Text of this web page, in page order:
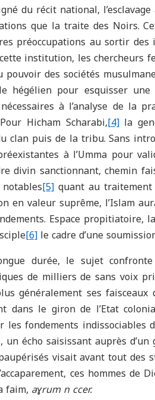
du récit national,
que la traite des Noirs.
préoccupations au sortir
institution, les chercheurs
pouvoir des sociétés
hégélien pour esquisser
à l’analyse de la
Hicham Scharabi,[4]la
clan puis de la tribu. Sans
à l’Umma pour
divin sanctionnant, chemin
[5] quant au traitement
en valeur suprême, l’Islam
Espace
[6]le cadre d’une
durée, le sujet
de milliers de sans voix
généralement ses faisceaux
dans le giron de l’Etat
les fondements indissociables
un écho saisissant auprès
visait avant tout des
ces hommes de
faim, aɣrum n ccer.